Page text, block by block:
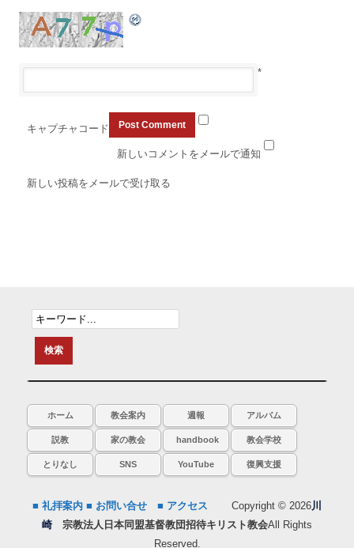
キャプチャコード
*
新しいコメントをメールで通知
新しい投稿をメールで受け取る
ホーム 教会案内 週報 アルバム
説教 家の教会 handbook 教会学校
とりなし SNS YouTube 復興支援
■ 礼拝案内 ■ お問い合せ ■ アクセス Copyright © 2026川
崎
宗教法人日本同盟基督教団招待キリスト教会All Rights
Reserved.